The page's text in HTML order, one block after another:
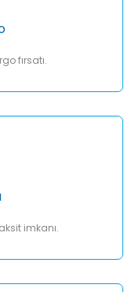
fırsatı.
imkanı.